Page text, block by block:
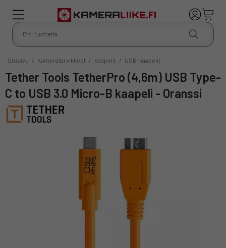
Etusivu / Kameratarvikkeet / Kaapelit / USB-kaapelit
Tether Tools TetherPro (4,6m) USB Type-
C to USB 3.0 Micro-B kaapeli - Oranssi